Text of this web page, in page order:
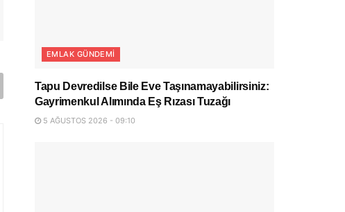
EMLAK GÜNDEMI
Tapu Devredilse Bile Eve Taşınamayabilirsiniz:
Gayrimenkul Alımında Eş Rızası Tuzağı
5 AĞUSTOS 2026 - 09:10